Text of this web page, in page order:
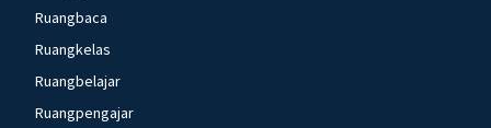
Ruangbaca
Ruangkelas
Ruangbelajar
Ruangpengajar